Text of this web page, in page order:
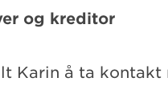
og kreditor
Karin å ta